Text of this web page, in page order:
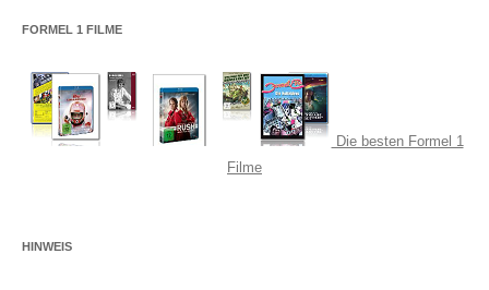
FORMEL 1 FILME
Die besten Formel 1
Filme
HINWEIS